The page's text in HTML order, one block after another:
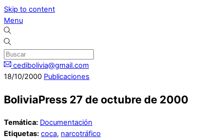
Skip to content
Menu
cedibolivia@gmail.com
18/10/2000 Publicaciones
BoliviaPress 27 de octubre de 2000
Temática: Documentación
Etiquetas: coca, narcotráfico